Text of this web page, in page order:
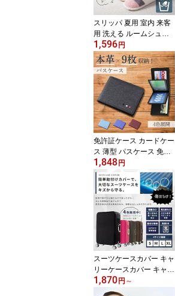
ーカー
スリッパ 夏用 室内 来客
用 洗える ルームシュー
ズ 室内履き レディース
冬用 オールシーズン タ
オル地 パイル パイル生
地 北欧 おしゃれ かわい
い 夏 トイレ オフィス 事
務 軽量 滑り止め 履きや
すい 通気性 清潔 プレゼ
ント ギフト
1,596円
免許証ケース カードケー
ス 薄型 パスケース 免許
証入れ 定期入れ カード
ホルダー ICカードケース
9枚収納 カード入れ idカ
ードケース 資格証 大容
量 エラー防止 スリム 本
革 二つ折り メンズ レデ
ィース 通勤 通学 ビジネ
ス おしゃれ
1,848円
スーツケースカバー キャ
リーケースカバー キャリ
ーバッグカバー 伸縮 ス
ーツケース カバー キャ
1,870円 ～